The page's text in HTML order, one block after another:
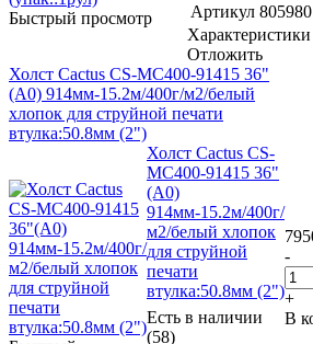
Быстрый просмотр
Артикул 805980
Характеристики
Отложить
Холст Cactus CS-MC400-91415 36"
(A0) 914мм-15.2м/400г/м2/белый
хлопок для струйной печати
втулка:50.8мм (2")
Холст Cactus CS-
MC400-91415 36"
(A0)
914мм-15.2м/400г/
м2/белый хлопок
для струйной
печати
втулка:50.8мм (2")
Есть в наличии
(58)
-
+
В